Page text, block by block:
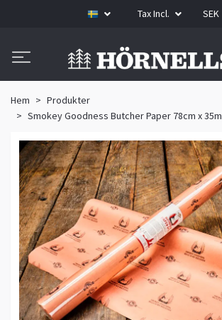
Tax Incl. SEK
Hem
Produkter
Smokey Goodness Butcher Paper 78cm x 35m